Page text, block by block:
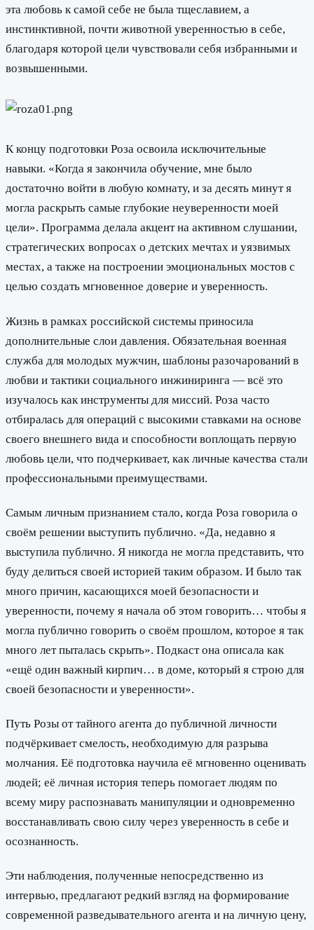
эта любовь к самой себе не была тщеславием, а
инстинктивной, почти животной уверенностью в себе,
благодаря которой цели чувствовали себя избранными и
возвышенными.
К концу подготовки Роза освоила исключительные
навыки. «Когда я закончила обучение, мне было
достаточно войти в любую комнату, и за десять минут я
могла раскрыть самые глубокие неуверенности моей
цели». Программа делала акцент на активном слушании,
стратегических вопросах о детских мечтах и уязвимых
местах, а также на построении эмоциональных мостов с
целью создать мгновенное доверие и уверенность.
Жизнь в рамках российской системы приносила
дополнительные слои давления. Обязательная военная
служба для молодых мужчин, шаблоны разочарований в
любви и тактики социального инжиниринга — всё это
изучалось как инструменты для миссий. Роза часто
отбиралась для операций с высокими ставками на основе
своего внешнего вида и способности воплощать первую
любовь цели, что подчеркивает, как личные качества стали
профессиональными преимуществами.
Самым личным признанием стало, когда Роза говорила о
своём решении выступить публично. «Да, недавно я
выступила публично. Я никогда не могла представить, что
буду делиться своей историей таким образом. И было так
много причин, касающихся моей безопасности и
уверенности, почему я начала об этом говорить… чтобы я
могла публично говорить о своём прошлом, которое я так
много лет пыталась скрыть». Подкаст она описала как
«ещё один важный кирпич… в доме, который я строю для
своей безопасности и уверенности».
Путь Розы от тайного агента до публичной личности
подчёркивает смелость, необходимую для разрыва
молчания. Её подготовка научила её мгновенно оценивать
людей; её личная история теперь помогает людям по
всему миру распознавать манипуляции и одновременно
восстанавливать свою силу через уверенность в себе и
осознанность.
Эти наблюдения, полученные непосредственно из
интервью, предлагают редкий взгляд на формирование
современной разведывательного агента и на личную цену,